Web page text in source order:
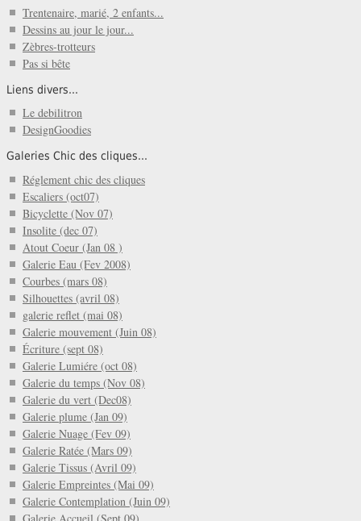
Trentenaire, marié, 2 enfants...
Dessins au jour le jour...
Zèbres-trotteurs
Pas si bête
Liens divers...
Le debilitron
DesignGoodies
Galeries Chic des cliques...
Réglement chic des cliques
Escaliers (oct07)
Bicyclette (Nov 07)
Insolite (dec 07)
Atout Coeur (Jan 08 )
Galerie Eau (Fev 2008)
Courbes (mars 08)
Silhouettes (avril 08)
galerie reflet (mai 08)
Galerie mouvement (Juin 08)
Écriture (sept 08)
Galerie Lumiére (oct 08)
Galerie du temps (Nov 08)
Galerie du vert (Dec08)
Galerie plume (Jan 09)
Galerie Nuage (Fev 09)
Galerie Ratée (Mars 09)
Galerie Tissus (Avril 09)
Galerie Empreintes (Mai 09)
Galerie Contemplation (Juin 09)